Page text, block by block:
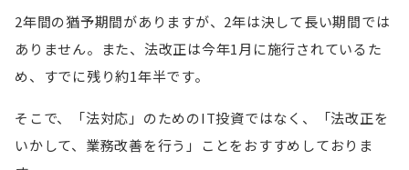
2年間の猶予期間がありますが、2年は決して長い期間では
ありません。また、法改正は今年1月に施行されているた
め、すでに残り約1年半です。
そこで、「法対応」のためのIT投資ではなく、「法改正を
いかして、業務改善を行う」ことをおすすめしておりま